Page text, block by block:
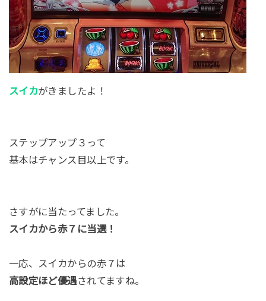
スイカがきましたよ！
ステップアップ３って
基本はチャンス目以上です。
さすがに当たってました。
スイカから赤７に当選！
一応、スイカからの赤７は
高設定ほど優遇されてますね。